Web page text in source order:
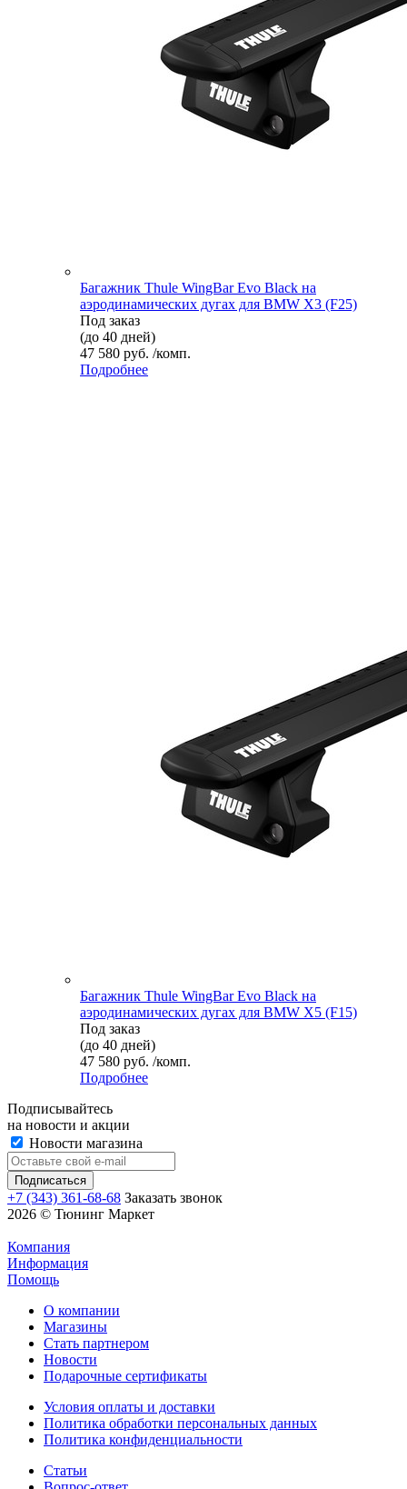
Багажник Thule WingBar Evo Black на
аэродинамических дугах для BMW X3 (F25)
Под заказ
(до 40 дней)
47 580 руб. /комп.
Подробнее
Багажник Thule WingBar Evo Black на
аэродинамических дугах для BMW X5 (F15)
Под заказ
(до 40 дней)
47 580 руб. /комп.
Подробнее
Подписывайтесь
на новости и акции
Новости магазина
+7 (343) 361-68-68 Заказать звонок
2026 © Тюнинг Маркет
Компания
Информация
Помощь
О компании
Магазины
Стать партнером
Новости
Подарочные сертификаты
Условия оплаты и доставки
Политика обработки персональных данных
Политика конфиденциальности
Статьи